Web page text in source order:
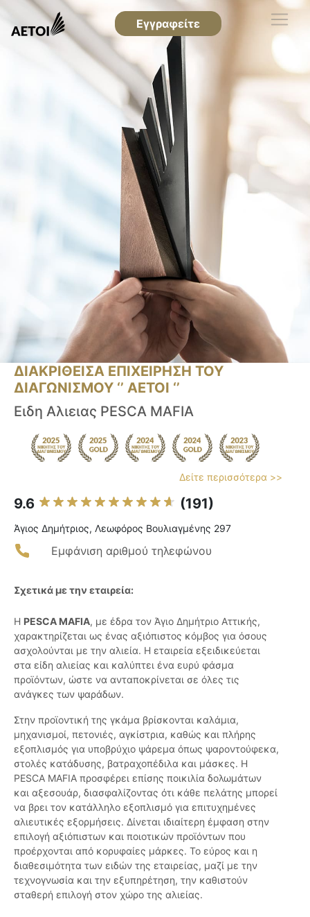
Εγγραφείτε
ΔΙΑΚΡΙΘΕΙΣΑ ΕΠΙΧΕΙΡΗΣΗ ΤΟΥ
ΔΙΑΓΩΝΙΣΜΟΥ ‘’ ΑΕΤΟΙ ‘’
Ειδη Αλιειας PESCA MAFIA
Δείτε περισσότερα >>
9.6 (191)
Άγιος Δημήτριος, Λεωφόρος Βουλιαγμένης 297
Εμφάνιση αριθμού τηλεφώνου
Σχετικά με την εταιρεία:
Η PESCA MAFIA, με έδρα τον Άγιο Δημήτριο Αττικής,
χαρακτηρίζεται ως ένας αξιόπιστος κόμβος για όσους
ασχολούνται με την αλιεία. Η εταιρεία εξειδικεύεται
στα είδη αλιείας και καλύπτει ένα ευρύ φάσμα
προϊόντων, ώστε να ανταποκρίνεται σε όλες τις
ανάγκες των ψαράδων.
Στην προϊοντική της γκάμα βρίσκονται καλάμια,
μηχανισμοί, πετονιές, αγκίστρια, καθώς και πλήρης
εξοπλισμός για υποβρύχιο ψάρεμα όπως ψαροντούφεκα,
στολές κατάδυσης, βατραχοπέδιλα και μάσκες. Η
PESCA MAFIA προσφέρει επίσης ποικιλία δολωμάτων
και αξεσουάρ, διασφαλίζοντας ότι κάθε πελάτης μπορεί
να βρει τον κατάλληλο εξοπλισμό για επιτυχημένες
αλιευτικές εξορμήσεις. Δίνεται ιδιαίτερη έμφαση στην
επιλογή αξιόπιστων και ποιοτικών προϊόντων που
προέρχονται από κορυφαίες μάρκες. Το εύρος και η
διαθεσιμότητα των ειδών της εταιρείας, μαζί με την
τεχνογνωσία και την εξυπηρέτηση, την καθιστούν
σταθερή επιλογή στον χώρο της αλιείας.